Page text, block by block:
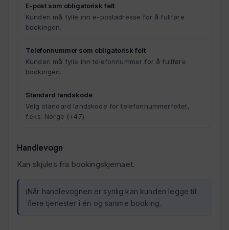
E-post som obligatorisk felt
Kunden må fylle inn e-postadresse for å fullføre
bookingen.
Telefonnummer som obligatorisk felt
Kunden må fylle inn telefonnummer for å fullføre
bookingen.
Standard landskode
Velg standard landskode for telefonnummerfeltet,
f.eks. Norge (+47).
Handlevogn
Kan skjules fra bookingskjemaet.
Når handlevognen er synlig kan kunden legge til
flere tjenester i én og samme booking.